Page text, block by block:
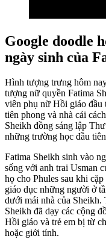
Google doodle
ngày sinh của
Hình tượng trưng hôm
tượng nữ quyền Fatima
viên phụ nữ Hồi giáo
tiên phong và nhà cải
Sheikh đồng sáng lập
những trường học đầu
Fatima Sheikh sinh vào
sống với anh trai Usman
họ cho Phules sau khi
giáo dục những người ở
dưới mái nhà của Sheikh.
Sheikh đã dạy các cộng
Hồi giáo và trẻ em bị từ
hoặc giới tính.